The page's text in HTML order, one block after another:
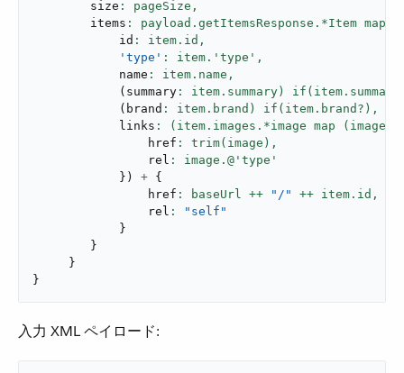
        size
: pageSize,
        items
            id
: item.id,
'type' : item.'type',
            name
: item.name,
( summary : item.summary)
( brand : item.brand) if(item.brand?),
            links
                href
: trim(image),
                rel
} ) + {
                href
: baseUrl ++ "/"
++ item.id,
                rel
:
"self"
}
}
}
}
入力 XML ペイロード: